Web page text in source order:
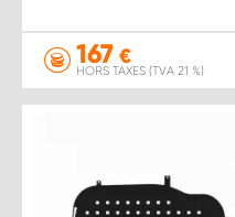
167 €
HORS TAXES (TVA 21 %)